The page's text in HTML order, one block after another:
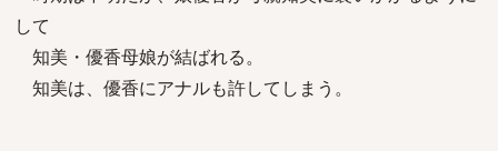
して
知美・優香母娘が結ばれる。
知美は、優香にアナルも許してしまう。